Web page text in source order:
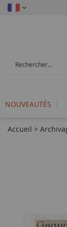
NOUVEAUTÉS
Accueil >